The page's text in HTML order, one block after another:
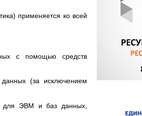
применяется ко всей
с помощью средств
(за исключением
для ЭВМ и баз данных,